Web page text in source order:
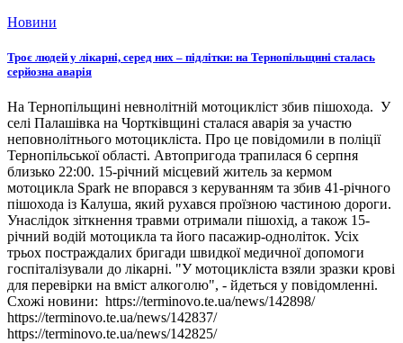
Новини
Троє людей у лікарні, серед них – підлітки: на Тернопільщині сталась
серйозна аварія
На Тернопільщині невнолітній мотоцикліст збив пішохода. У
селі Палашівка на Чортківщині сталася аварія за участю
неповнолітнього мотоцикліста. Про це повідомили в поліції
Тернопільської області. Автопригода трапилася 6 серпня
близько 22:00. 15-річний місцевий житель за кермом
мотоцикла Spark не впорався з керуванням та збив 41-річного
пішохода із Калуша, який рухався проїзною частиною дороги.
Унаслідок зіткнення травми отримали пішохід, а також 15-
річний водій мотоцикла та його пасажир-одноліток. Усіх
трьох постраждалих бригади швидкої медичної допомоги
госпіталізували до лікарні. "У мотоцикліста взяли зразки крові
для перевірки на вміст алкоголю", - йдеться у повідомленні.
Схожі новини: https://terminovo.te.ua/news/142898/
https://terminovo.te.ua/news/142837/
https://terminovo.te.ua/news/142825/